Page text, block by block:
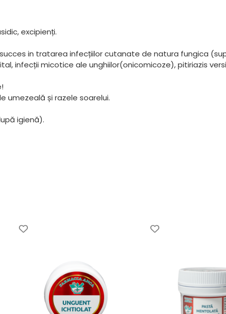
excipienți.
in tratarea infecțiilor cutanate de natura fungica
infecții micotice ale unghiilor(onicomicoze), pitiriazis
umezeală și razele soarelui.
igienă).